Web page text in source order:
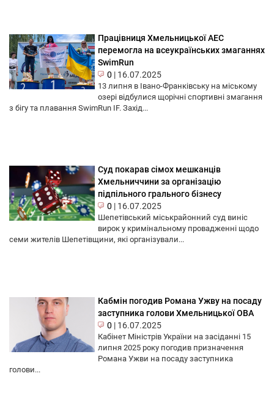
Працівниця Хмельницької АЕС
перемогла на всеукраїнських змаганнях
SwimRun
0 | 16.07.2025
13 липня в Івано-Франківську на міському
озері відбулися щорічні спортивні змагання
з бігу та плавання SwimRun IF. Захід...
Суд покарав сімох мешканців
Хмельниччини за організацію
підпільного грального бізнесу
0 | 16.07.2025
Шепетівський міськрайонний суд виніс
вирок у кримінальному провадженні щодо
семи жителів Шепетівщини, які організували...
Кабмін погодив Романа Ужву на посаду
заступника голови Хмельницької ОВА
0 | 16.07.2025
Кабінет Міністрів України на засіданні 15
липня 2025 року погодив призначення
Романа Ужви на посаду заступника
голови...